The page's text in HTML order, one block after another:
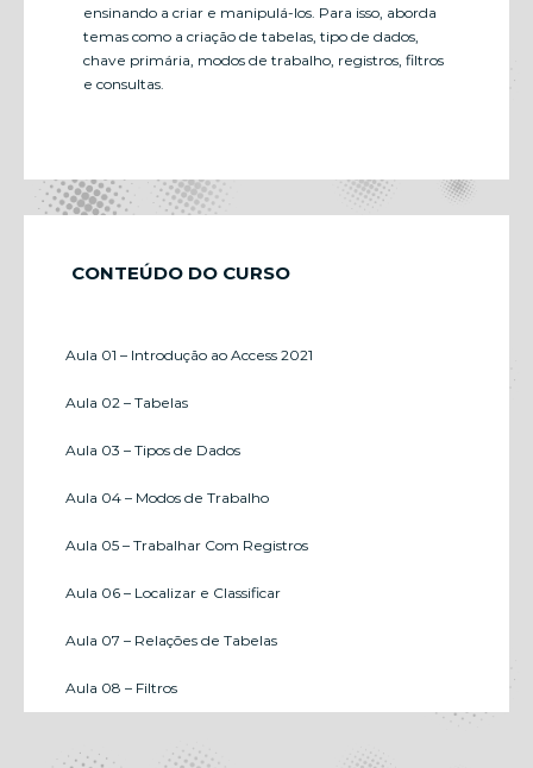
ensinando a criar e manipulá-los. Para isso, aborda
temas como a criação de tabelas, tipo de dados,
chave primária, modos de trabalho, registros, filtros
e consultas.
CONTEÚDO DO CURSO
Aula 01 – Introdução ao Access 2021
Aula 02 – Tabelas
Aula 03 – Tipos de Dados
Aula 04 – Modos de Trabalho
Aula 05 – Trabalhar Com Registros
Aula 06 – Localizar e Classificar
Aula 07 – Relações de Tabelas
Aula 08 – Filtros